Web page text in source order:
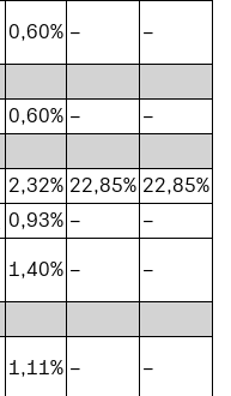
0,60% –
–
0,60% –
–
2,32% 22,85% 22,85%
0,93% –
–
1,40% –
–
1,11% – –